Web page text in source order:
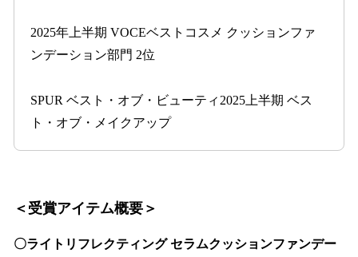
2025年上半期 VOCEベストコスメ クッションファ
ンデーション部門 2位
SPUR ベスト・オブ・ビューティ2025上半期 ベス
ト・オブ・メイクアップ
＜受賞アイテム概要＞
〇ライトリフレクティング セラムクッションファンデー